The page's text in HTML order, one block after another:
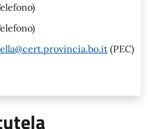
(PEC)